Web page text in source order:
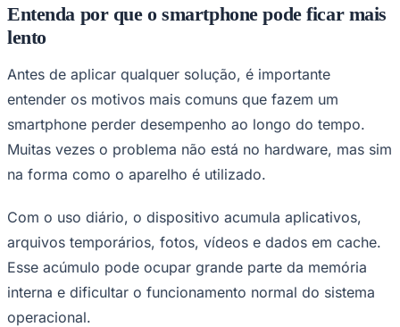
Entenda por que o smartphone pode ficar mais
lento
Antes de aplicar qualquer solução, é importante
entender os motivos mais comuns que fazem um
smartphone perder desempenho ao longo do tempo.
Muitas vezes o problema não está no hardware, mas sim
na forma como o aparelho é utilizado.
Com o uso diário, o dispositivo acumula aplicativos,
arquivos temporários, fotos, vídeos e dados em cache.
Esse acúmulo pode ocupar grande parte da memória
interna e dificultar o funcionamento normal do sistema
operacional.